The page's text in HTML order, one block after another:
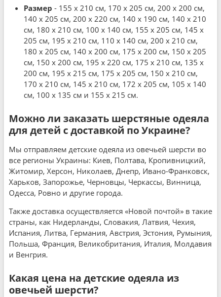
Размер - 155 x 210 см, 170 x 205 см, 200 x 200 см,
140 x 205 см, 200 x 220 см, 140 x 190 см, 140 x 210
см, 180 x 210 см, 100 x 140 см, 155 x 205 см, 145 x
205 см, 195 x 210 см, 110 x 140 см, 200 x 210 см,
180 x 205 см, 140 x 200 см, 175 x 200 см, 150 x 205
см, 150 x 200 см, 195 x 220 см, 175 x 210 см, 135 x
200 см, 195 x 215 см, 175 x 205 см, 150 x 210 см,
170 x 210 см, 145 x 210 см, 172 x 205 см, 105 x 140
см, 100 x 135 см и 155 x 215 см.
Можно ли заказать шерстяные одеяла
для детей с доставкой по Украине?
Мы отправляем детские одеяла из овечьей шерсти во
все регионы Украины: Киев, Полтава, Кропивницкий,
Житомир, Херсон, Николаев, Днепр, Ивано-Франковск,
Харьков, Запорожье, Черновцы, Черкассы, Винница,
Одесса, Ровно и другие города.
Также доставка осуществляется «Новой почтой» в такие
страны, как Нидерланды, Словакия, Латвия, Чехия,
Испания, Литва, Германия, Австрия, Эстония, Румыния,
Польша, Франция, Великобритания, Италия, Молдавия
и Венгрия.
Какая цена на детские одеяла из
овечьей шерсти?